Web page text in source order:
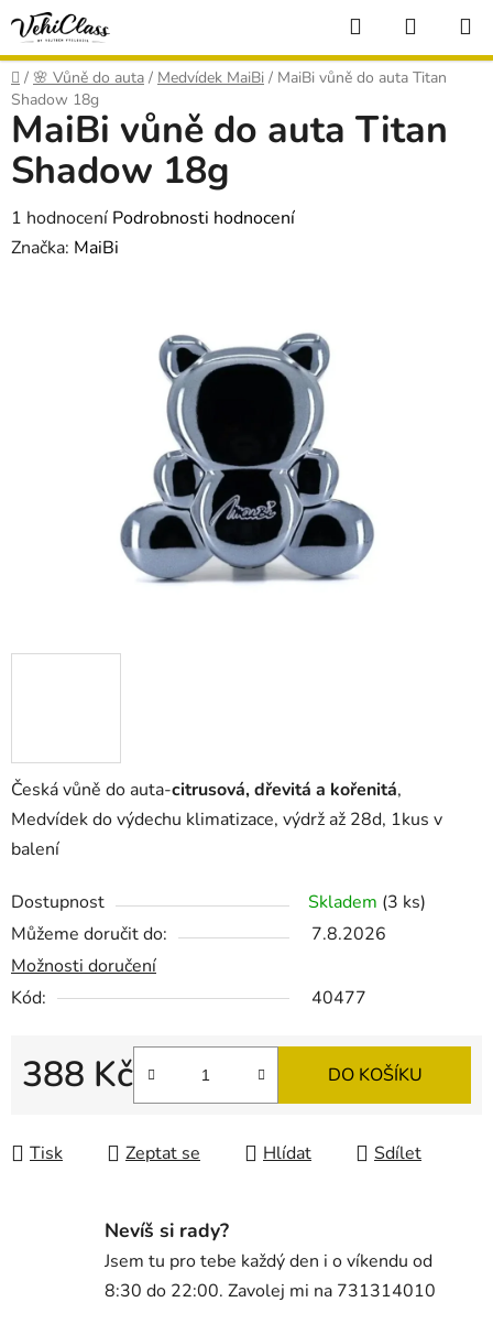
Přejít
obsah
Hledat
KOŠÍK
Domů
/ 🌸 Vůně do auta / Medvídek MaiBi / MaiBi vůně do auta Titan
Shadow 18g
Česká vůně do auta-citrusová, dřevitá a kořenitá,
Medvídek do výdechu klimatizace, výdrž až 28d, 1kus v
balení
Dostupnost Skladem (3 ks)
Můžeme doručit do:
7.8.2026
Možnosti doručení
Kód:
40477
388 Kč DO KOŠÍKU
Tisk Zeptat se Hlídat Sdílet
MaiBi vůně do auta Titan
Shadow 18g
Průměrné
hodnocení
1 hodnocení Podrobnosti hodnocení
Značka: MaiBi
Nevíš si rady?
Jsem tu pro tebe každý den i o víkendu od
8:30 do 22:00. Zavolej mi na 731314010